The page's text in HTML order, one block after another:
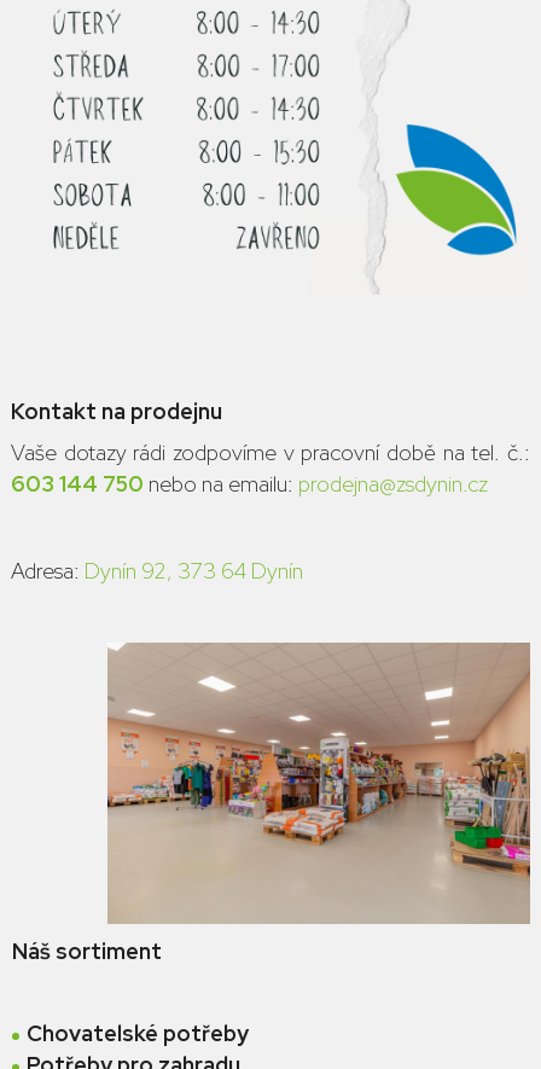
Kontakt na prodejnu
Vaše dotazy rádi zodpovíme v pracovní době na tel. č.:
603 144 750 nebo na emailu: prodejna@zsdynin.cz
Adresa: Dynín 92, 373 64 Dynín
Náš sortiment
Chovatelské potřeby